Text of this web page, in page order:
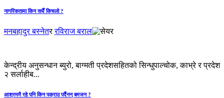
नागरिकतामा किन सधैँ किचलो ?
मनबहादुर बस्नेतररविराज बराल
केन्द्रीय अनुसन्धान ब्युरो, बाग्मती प्रदेशसहितको सिन्धुपाल्चोक, काभ्रे र प्रदेश
२ सर्लाहीब...
आश्रममै रहे पनि किन पक्राउ पर्दैनन् बमजन ?